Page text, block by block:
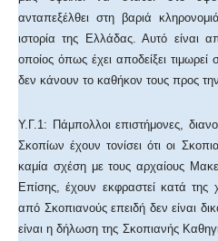
ανταπεξέλθει στη βαριά
ιστορία της Ελλάδας. Αυτό είναι
οποίος όπως έχει αποδείξει
δεν κάνουν το καθήκον τους προς
Υ.Γ.1: Πάμπολλοι επιστήμονες,
Σκοπίων έχουν τονίσει ότι οι
καμία σχέση με τους αρχαίους
Επίσης, έχουν εκφραστεί κατά της
από Σκοπιανούς επειδή δεν είναι
είναι η δήλωση της Σκοπιανής